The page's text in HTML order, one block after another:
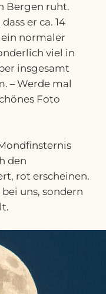
Bergen ruht.
er ca. 14
normaler
viel in
insgesamt
– Werde mal
Foto
den
rot erscheinen.
uns, sondern